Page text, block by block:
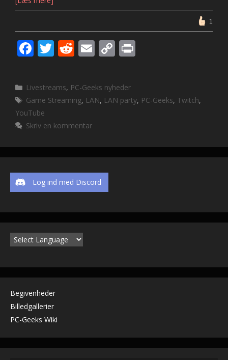
1
F
e
b
o
o
k
T
itt
er
R
d
di
E
ai
l
C
p
y
k
Kategorier
Livestreams, PC-Geeks nyheder
Tags
Game Streaming, LAN, LAN party, PC-Geeks, Twitch,
YouTube
Skriv en kommentar
Log ind med Discord
Begivenheder
Billedgallerier
PC-Geeks Wiki